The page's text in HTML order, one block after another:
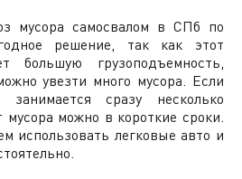
мусора самосвалом в СПб по
решение, так как этот
большую грузоподъемность,
увезти много мусора. Если
занимается сразу несколько
можно в короткие сроки.
использовать легковые авто и